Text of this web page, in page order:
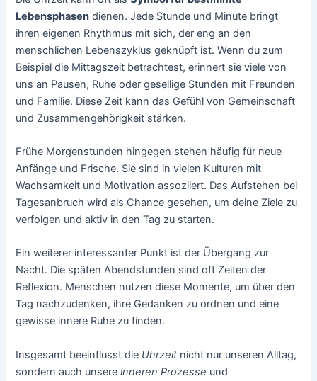
Lebensphasen dienen. Jede Stunde und Minute bringt
ihren eigenen Rhythmus mit sich, der eng an den
menschlichen Lebenszyklus geknüpft ist. Wenn du zum
Beispiel die Mittagszeit betrachtest, erinnert sie viele von
uns an Pausen, Ruhe oder gesellige Stunden mit Freunden
und Familie. Diese Zeit kann das Gefühl von Gemeinschaft
und Zusammengehörigkeit stärken.
Frühe Morgenstunden hingegen stehen häufig für neue
Anfänge und Frische. Sie sind in vielen Kulturen mit
Wachsamkeit und Motivation assoziiert. Das Aufstehen bei
Tagesanbruch wird als Chance gesehen, um deine Ziele zu
verfolgen und aktiv in den Tag zu starten.
Ein weiterer interessanter Punkt ist der Übergang zur
Nacht. Die späten Abendstunden sind oft Zeiten der
Reflexion. Menschen nutzen diese Momente, um über den
Tag nachzudenken, ihre Gedanken zu ordnen und eine
gewisse innere Ruhe zu finden.
Insgesamt beeinflusst die Uhrzeitnicht nur unseren Alltag,
sondern auch unsereinneren Prozesse und